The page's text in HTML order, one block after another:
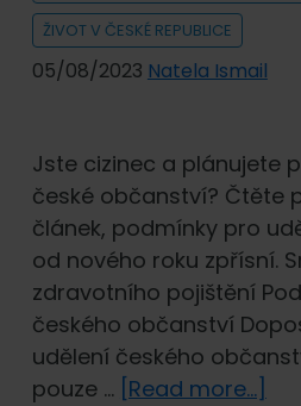
ŽIVOT V ČESKÉ REPUBLICE
05/08/2023 Natela Ismail
Jste cizinec a plánujete
české občanství? Čtěte
článek, podmínky pro
od nového roku zpřísní.
zdravotního pojištění
českého občanství
udělení českého
pouze … [Read more...]